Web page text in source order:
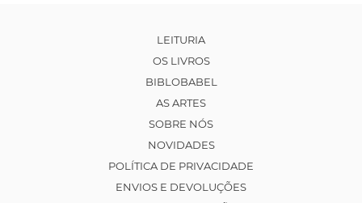
LEITURIA
OS LIVROS
BIBLOBABEL
AS ARTES
SOBRE NÓS
NOVIDADES
POLÍTICA DE PRIVACIDADE
ENVIOS E DEVOLUÇÕES